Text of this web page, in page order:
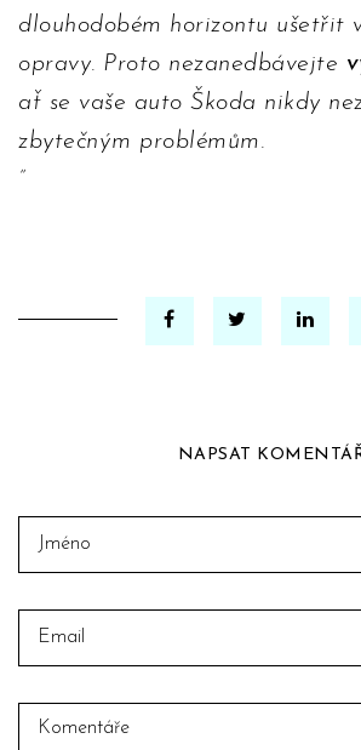
dlouhodobém horizontu ušetřit
opravy. Proto nezanedbávejte
ať se vaše auto Škoda nikdy
zbytečným problémům.
NAPSAT